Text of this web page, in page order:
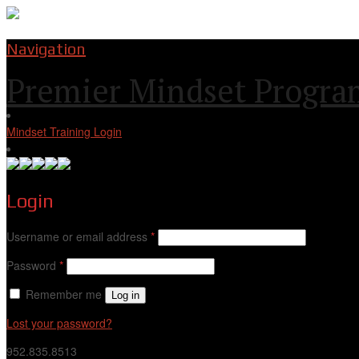
Navigation
Premier Mindset
Mindset Training Login
Login
Username or email address *
Password *
Remember me
Log in
Lost your password?
952.835.8513